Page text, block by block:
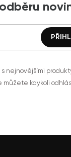
nejnovějšími
můžete kdykoli